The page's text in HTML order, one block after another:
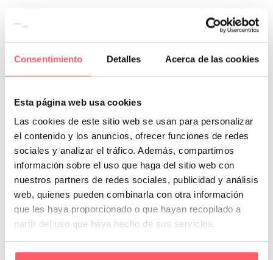
Consentimiento Detalles Acerca de las cookies
Esta página web usa cookies
Las cookies de este sitio web se usan para personalizar
el contenido y los anuncios, ofrecer funciones de redes
sociales y analizar el tráfico. Además, compartimos
información sobre el uso que haga del sitio web con
nuestros partners de redes sociales, publicidad y análisis
web, quienes pueden combinarla con otra información
que les haya proporcionado o que hayan recopilado a
partir del uso que haya hecho de sus servicios.
Leer Más
0 0
27 Jul:
¿Qué diferencia hay entre estores paqueto,
enrollables y plegables?
En el mundo del interiorismo y la decoración textil, los estores se
han convertido en una solución elegante, funcional y…